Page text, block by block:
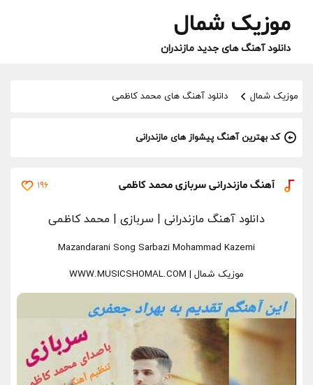
موزیک شمال
دانلود آهنگ های جدید مازندران
موزیک شمال دانلود آهنگ های محمد کاظمی
کد بهترین آهنگ پیشواز های مازندرانی
آهنگ مازندرانی سربازی محمد کاظمی 196
دانلود آهنگ مازندرانی | سربازی | محمد کاظمی
Mazandarani Song Sarbazi Mohammad Kazemi
موزیک شمال | WWW.MUSICSHOMAL.COM